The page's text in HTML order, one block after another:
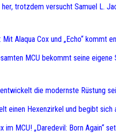
trotzdem versucht Samuel L.
Alaqua Cox und „Echo“ kommt
MCU bekommt seine
die modernste Rüstung
einen Hexenzirkel und begibt sich
im MCU! „Daredevil: Born Again“